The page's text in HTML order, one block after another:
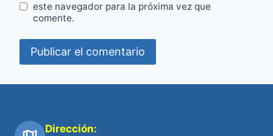
este navegador para la próxima vez que
comente.
Dirección: